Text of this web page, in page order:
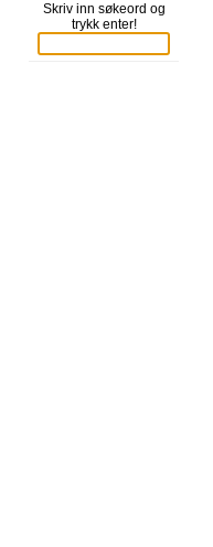
Skriv inn søkeord og
trykk enter!